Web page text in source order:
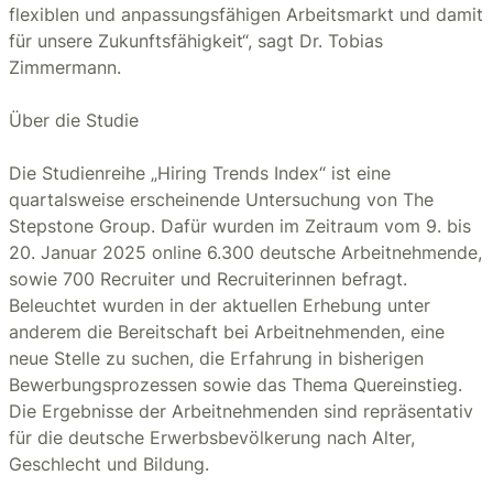
flexiblen und anpassungsfähigen Arbeitsmarkt und damit
für unsere Zukunftsfähigkeit“, sagt Dr. Tobias
Zimmermann.
Über die Studie
Die Studienreihe „Hiring Trends Index“ ist eine
quartalsweise erscheinende Untersuchung von The
Stepstone Group. Dafür wurden im Zeitraum vom 9. bis
20. Januar 2025 online 6.300 deutsche Arbeitnehmende,
sowie 700 Recruiter und Recruiterinnen befragt.
Beleuchtet wurden in der aktuellen Erhebung unter
anderem die Bereitschaft bei Arbeitnehmenden, eine
neue Stelle zu suchen, die Erfahrung in bisherigen
Bewerbungsprozessen sowie das Thema Quereinstieg.
Die Ergebnisse der Arbeitnehmenden sind repräsentativ
für die deutsche Erwerbsbevölkerung nach Alter,
Geschlecht und Bildung.